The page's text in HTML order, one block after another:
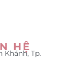
HỆ
Khánh, Tp.